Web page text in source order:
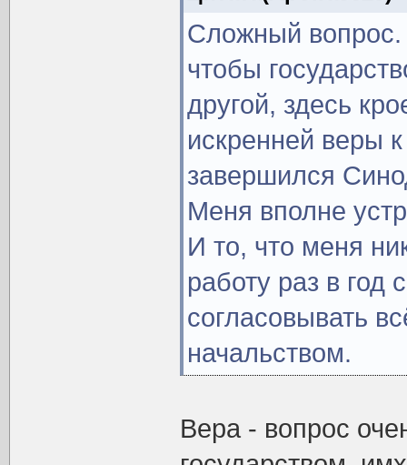
Сложный вопрос.
чтобы
другой, здесь
искренней веры
завершился
Меня вполне
И то, что меня
работу раз в год
согласовывать
начальством.
Вера - вопрос